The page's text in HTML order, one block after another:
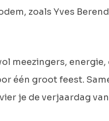
zoals Yves
meezingers,
één groot feest.
je de verjaardag